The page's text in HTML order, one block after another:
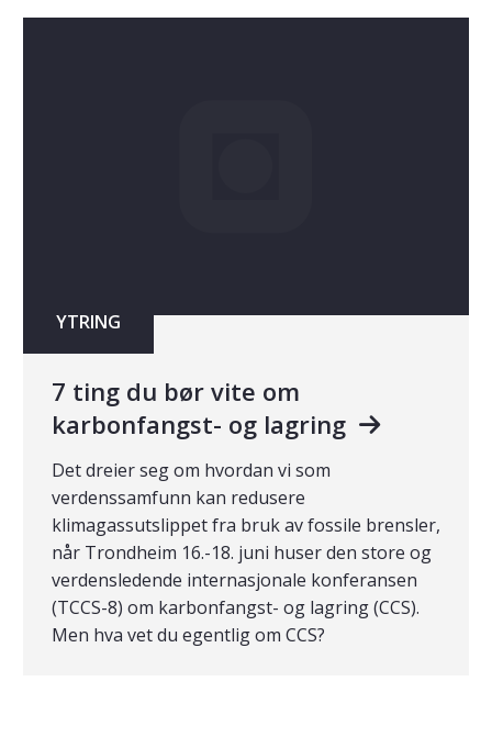
YTRING
7 ting du bør vite om
karbonfangst- og lagring
Det dreier seg om hvordan vi som
verdenssamfunn kan redusere
klimagassutslippet fra bruk av fossile brensler,
når Trondheim 16.-18. juni huser den store og
verdensledende internasjonale konferansen
(TCCS-8) om karbonfangst- og lagring (CCS).
Men hva vet du egentlig om CCS?